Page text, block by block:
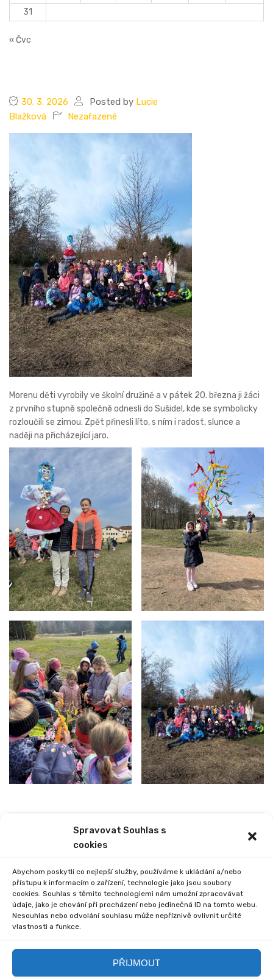
Spravovat Souhlas s
cookies
Abychom poskytli co nejlepší služby, používáme k ukládání a/nebo
přístupu k informacím o zařízení, technologie jako jsou soubory
cookies. Souhlas s těmito technologiemi nám umožní zpracovávat
údaje, jako je chování při procházení nebo jedinečná ID na tomto webu.
Nesouhlas nebo odvolání souhlasu může nepříznivě ovlivnit určité
vlastnosti a funkce.
PŘIJMOUT
31
« Čvc
30. 3. 2026 Posted by Lucie
Blažková
Nezařazené
Morenu děti vyrobily ve školní družině a v pátek 20. března ji žáci
z prvního stupně společně odnesli do Sušidel, kde se symbolicky
rozloučili se zimou. Zpět přinesli líto, s ním i radost, slunce a
naději na přicházející jaro.
PŘEHLÍDKA DĚTSKÝCH
Comments are closed.